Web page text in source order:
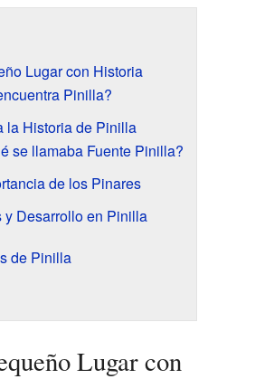
Lugar con Historia
Pinilla?
la Historia de Pinilla
se llamaba Fuente Pinilla?
de los Pinares
y Desarrollo en Pinilla
de Pinilla
Lugar con